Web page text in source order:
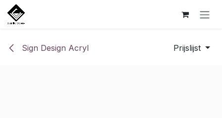
Overslaan naar inhoud
Sign Design Acryl Prijslijst